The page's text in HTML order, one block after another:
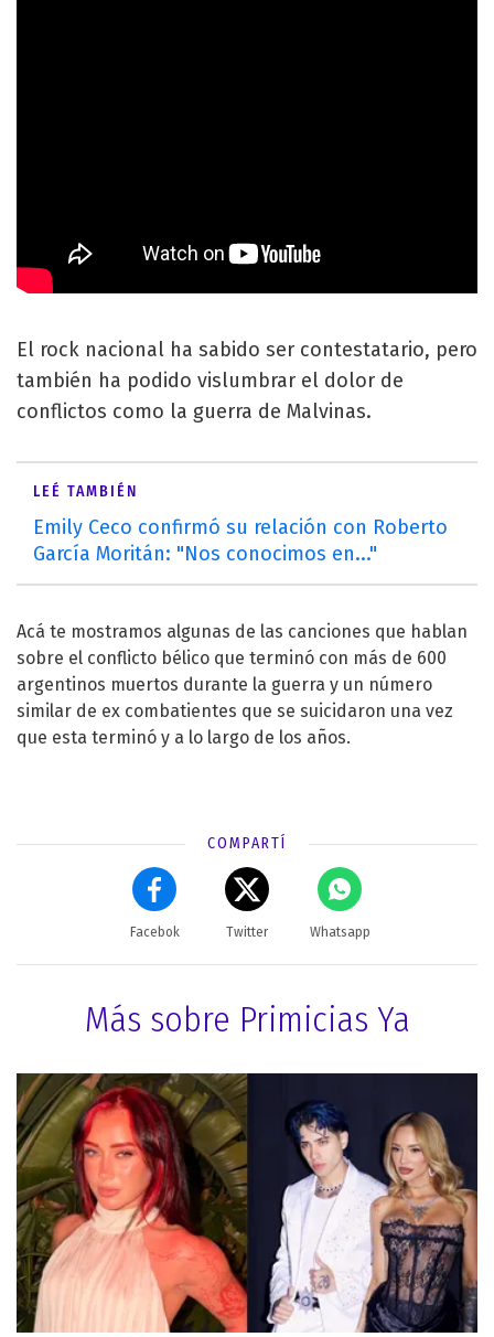
El rock nacional ha sabido ser contestatario, pero
también ha podido vislumbrar el dolor de
conflictos como la guerra de Malvinas.
LEÉ TAMBIÉN
Emily Ceco confirmó su relación con Roberto
García Moritán: "Nos conocimos en..."
Acá te mostramos algunas de las canciones que hablan
sobre el conflicto bélico que terminó con más de 600
argentinos muertos durante la guerra y un número
similar de ex combatientes que se suicidaron una vez
que esta terminó y a lo largo de los años.
COMPARTÍ
Facebok Twitter Whatsapp
Más sobre Primicias Ya